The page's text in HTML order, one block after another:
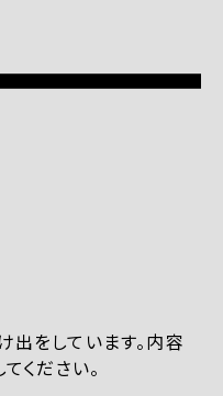
をしています。内容
ください。